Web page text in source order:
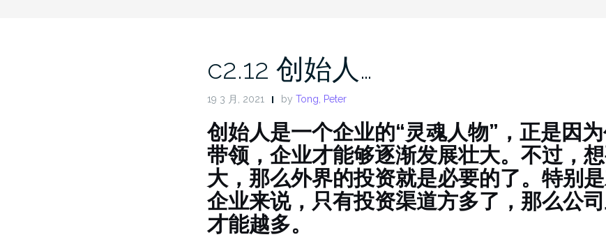
c2.12 创始人…
19 3 月, 2021 by Tong, Peter
创始人是一个企业的“灵魂人物”，正是因
带领，企业才能够逐渐发展壮大。不过，
大，那么外界的投资就是必要的了。特别
企业来说，只有投资渠道方多了，那么公
才能越多。